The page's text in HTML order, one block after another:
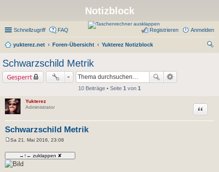
Notizblock
Schnellzugriff FAQ Anmelden
Registrieren
yukterez.net Foren-Übersicht
Yukterez Notizblock
Schwarzschild Metrik
Gesperrt
10 Beiträge • Seite 1 von 1
Yukterez
Administrator
Schwarzschild Metrik
Zitat
t
r
Sa 21. Mai 2016, 23:08